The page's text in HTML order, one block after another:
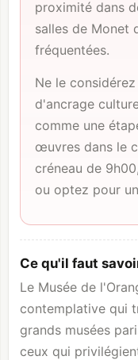
proximité dans
salles de Monet
fréquentées.
Ne le
d'ancrage
comme une
œuvres dans le
créneau de
ou optez pour
Ce qu'il faut
Le Musée de
contemplative qui
grands musées
ceux qui